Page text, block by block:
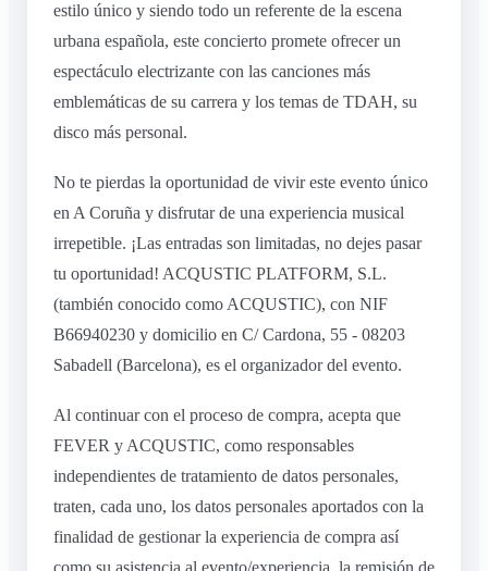
estilo único y siendo todo un referente de la escena
urbana española, este concierto promete ofrecer un
espectáculo electrizante con las canciones más
emblemáticas de su carrera y los temas de TDAH, su
disco más personal.
No te pierdas la oportunidad de vivir este evento único
en A Coruña y disfrutar de una experiencia musical
irrepetible. ¡Las entradas son limitadas, no dejes pasar
tu oportunidad! ACQUSTIC PLATFORM, S.L.
(también conocido como ACQUSTIC), con NIF
B66940230 y domicilio en C/ Cardona, 55 - 08203
Sabadell (Barcelona), es el organizador del evento.
Al continuar con el proceso de compra, acepta que
FEVER y ACQUSTIC, como responsables
independientes de tratamiento de datos personales,
traten, cada uno, los datos personales aportados con la
finalidad de gestionar la experiencia de compra así